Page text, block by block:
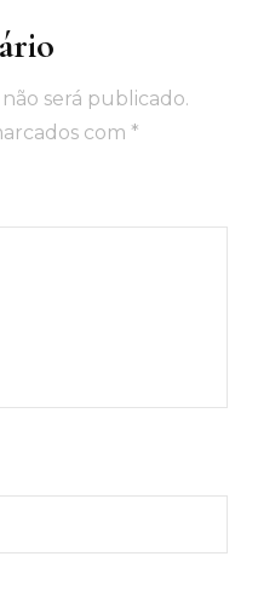
será publicado.
com *